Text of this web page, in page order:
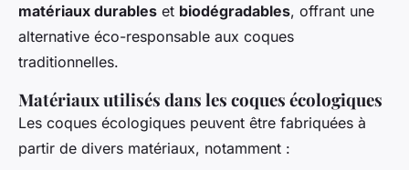
matériaux durables et biodégradables, offrant une
alternative éco-responsable aux coques
traditionnelles.
Matériaux utilisés dans les coques écologiques
Les coques écologiques peuvent être fabriquées à
partir de divers matériaux, notamment :